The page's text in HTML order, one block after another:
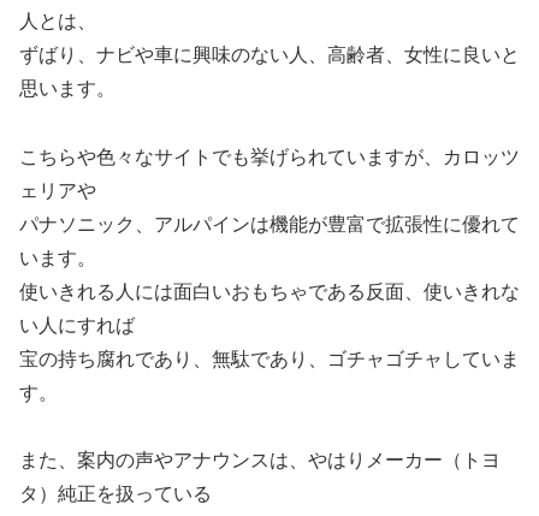
人とは、
ずばり、ナビや車に興味のない人、高齢者、女性に良いと
思います。
こちらや色々なサイトでも挙げられていますが、カロッツ
ェリアや
パナソニック、アルパインは機能が豊富で拡張性に優れて
います。
使いきれる人には面白いおもちゃである反面、使いきれな
い人にすれば
宝の持ち腐れであり、無駄であり、ゴチャゴチャしていま
す。
また、案内の声やアナウンスは、やはりメーカー（トヨ
タ）純正を扱っている